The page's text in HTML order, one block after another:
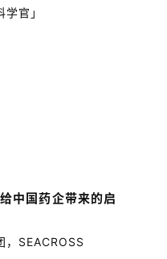
官」
中国药企带来的启
，SEACROSS